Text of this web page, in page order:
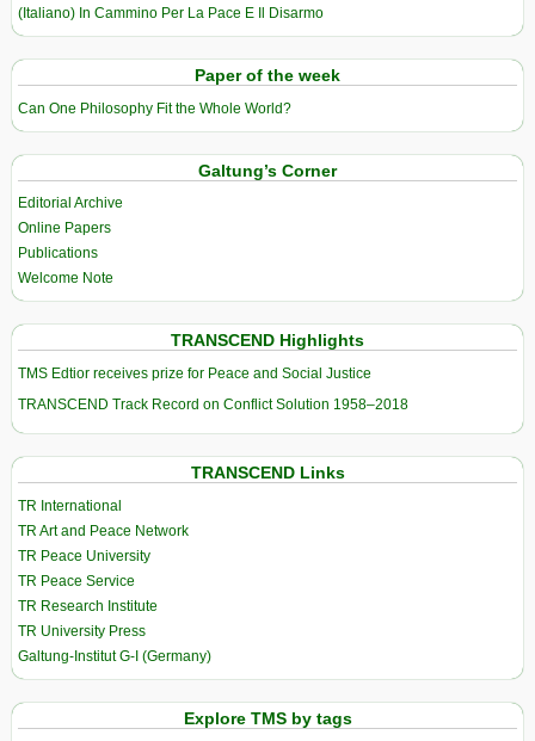
(Italiano) In Cammino Per La Pace E Il Disarmo
Paper of the week
Can One Philosophy Fit the Whole World?
Galtung’s Corner
Editorial Archive
Online Papers
Publications
Welcome Note
TRANSCEND Highlights
TMS Edtior receives prize for Peace and Social Justice
TRANSCEND Track Record on Conflict Solution 1958–2018
TRANSCEND Links
TR International
TR Art and Peace Network
TR Peace University
TR Peace Service
TR Research Institute
TR University Press
Galtung-Institut G-I (Germany)
Explore TMS by tags